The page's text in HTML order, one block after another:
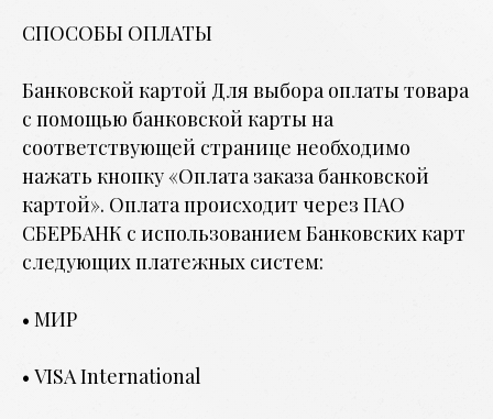
СПОСОБЫ ОПЛАТЫ
Банковской картой Для выбора оплаты товара
с помощью банковской карты на
соответствующей странице необходимо
нажать кнопку «Оплата заказа банковской
картой». Оплата происходит через ПАО
СБЕРБАНК с использованием Банковских карт
следующих платежных систем:
• МИР
• VISA International